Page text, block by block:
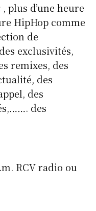
plus d’une heure
HipHop comme
de
exclusivités,
remixes, des
des
des
des
RCV radio ou